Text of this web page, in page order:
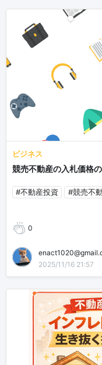
ビジネス
競売不動産の入札価格の
#不動産投資 #競売不
0
2025/11/16 21:57